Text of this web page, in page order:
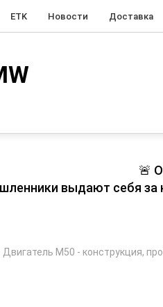
ETK Новости Доставка
🚨
выдают себя за
Двигатель М50 - конструкция,